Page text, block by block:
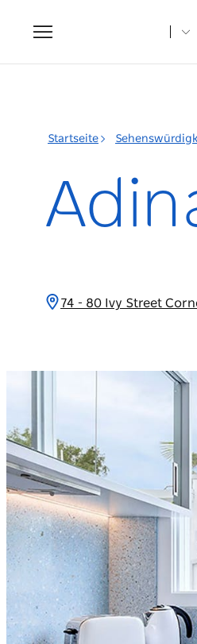
Toggle
navigation
Startseite
74 - 80 Ivy Street